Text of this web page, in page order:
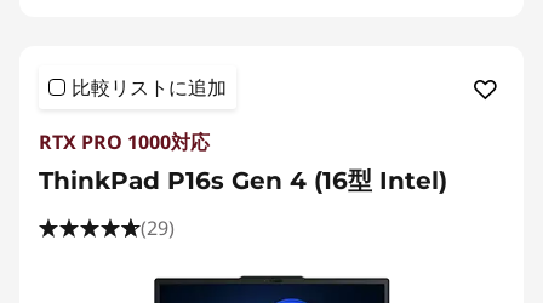
比較リストに追加
RTX PRO 1000対応
ThinkPad P16s Gen 4 (16型 Intel)
(29)